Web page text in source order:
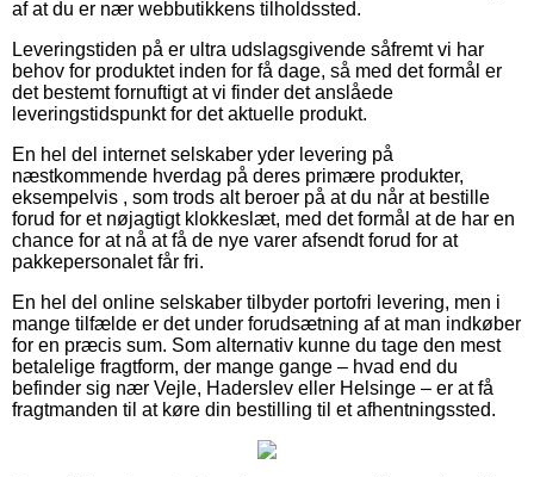
af at du er nær webbutikkens tilholdssted.
Leveringstiden på er ultra udslagsgivende såfremt vi har
behov for produktet inden for få dage, så med det formål er
det bestemt fornuftigt at vi finder det anslåede
leveringstidspunkt for det aktuelle produkt.
En hel del internet selskaber yder levering på
næstkommende hverdag på deres primære produkter,
eksempelvis , som trods alt beroer på at du når at bestille
forud for et nøjagtigt klokkeslæt, med det formål at de har en
chance for at nå at få de nye varer afsendt forud for at
pakkepersonalet får fri.
En hel del online selskaber tilbyder portofri levering, men i
mange tilfælde er det under forudsætning af at man indkøber
for en præcis sum. Som alternativ kunne du tage den mest
betalelige fragtform, der mange gange – hvad end du
befinder sig nær Vejle, Haderslev eller Helsinge – er at få
fragtmanden til at køre din bestilling til et afhentningssted.